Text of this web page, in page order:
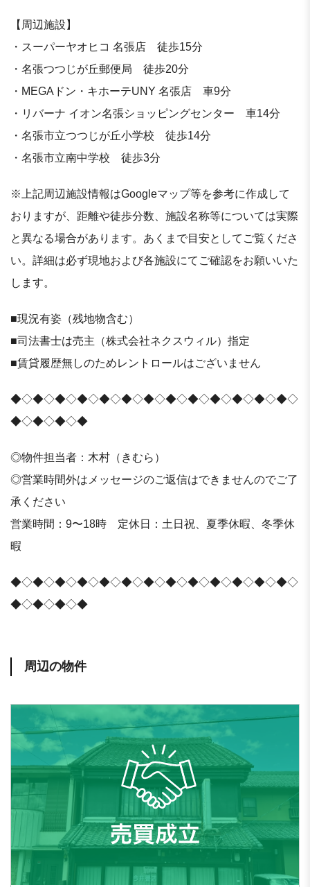
【周辺施設】
・スーパーヤオヒコ 名張店 徒歩15分
・名張つつじが丘郵便局 徒歩20分
・MEGAドン・キホーテUNY 名張店 車9分
・リバーナ イオン名張ショッピングセンター 車14分
・名張市立つつじが丘小学校 徒歩14分
・名張市立南中学校 徒歩3分
※上記周辺施設情報はGoogleマップ等を参考に作成して
おりますが、距離や徒歩分数、施設名称等については実際
と異なる場合があります。あくまで目安としてご覧くださ
い。詳細は必ず現地および各施設にてご確認をお願いいた
します。
■現況有姿（残地物含む）
■司法書士は売主（株式会社ネクスウィル）指定
■賃貸履歴無しのためレントロールはございません
◆◇◆◇◆◇◆◇◆◇◆◇◆◇◆◇◆◇◆◇◆◇◆◇◆◇
◆◇◆◇◆◇◆
◎物件担当者：木村（きむら）
◎営業時間外はメッセージのご返信はできませんのでご了
承ください
営業時間：9〜18時 定休日：土日祝、夏季休暇、冬季休
暇
◆◇◆◇◆◇◆◇◆◇◆◇◆◇◆◇◆◇◆◇◆◇◆◇◆◇
◆◇◆◇◆◇◆
周辺の物件